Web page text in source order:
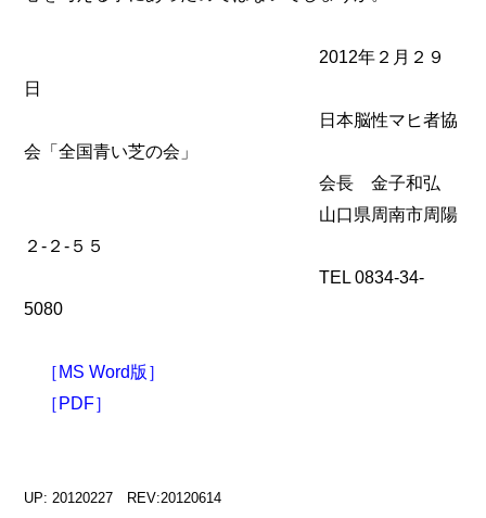
2012年２月２９
日
日本脳性マヒ者協
会「全国青い芝の会」
会長 金子和弘
山口県周南市周陽
２-２-５５
TEL 0834-34-
5080
［MS Word版］
［PDF］
UP: 20120227 REV:20120614